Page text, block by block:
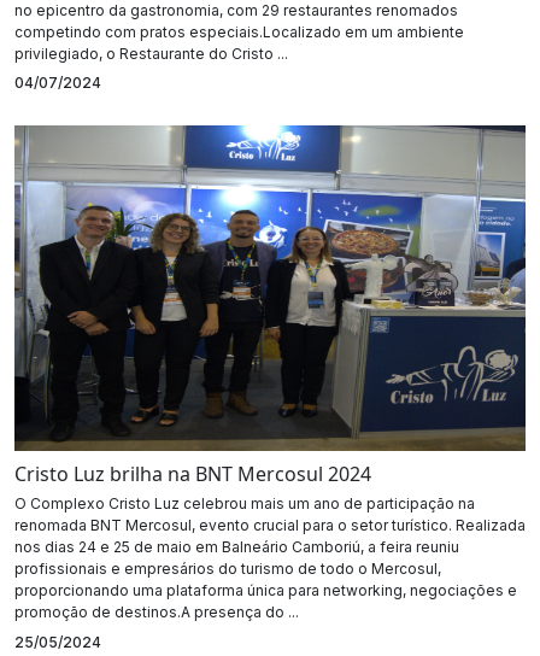
no epicentro da gastronomia, com 29 restaurantes renomados
competindo com pratos especiais.Localizado em um ambiente
privilegiado, o Restaurante do Cristo ...
04/07/2024
Cristo Luz brilha na BNT Mercosul 2024
O Complexo Cristo Luz celebrou mais um ano de participação na
renomada BNT Mercosul, evento crucial para o setor turístico. Realizada
nos dias 24 e 25 de maio em Balneário Camboriú, a feira reuniu
profissionais e empresários do turismo de todo o Mercosul,
proporcionando uma plataforma única para networking, negociações e
promoção de destinos.A presença do ...
25/05/2024